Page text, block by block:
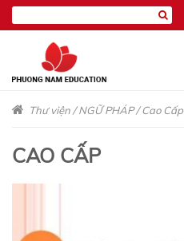
Thư viện/NGỮ PHÁP/Cao Cấp
CAO CẤP